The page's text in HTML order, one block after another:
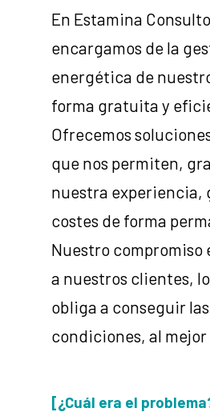
En Estamina
encargamos de la
energética de
forma gratuita y
Ofrecemos
que nos permiten,
nuestra experiencia,
costes de forma
Nuestro compromiso
a nuestros clientes,
obliga a conseguir
condiciones, al
[¿Cuál era el